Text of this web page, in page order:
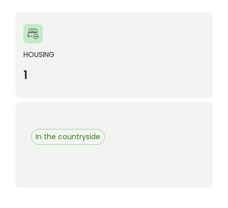
HOUSING
1
In the countryside